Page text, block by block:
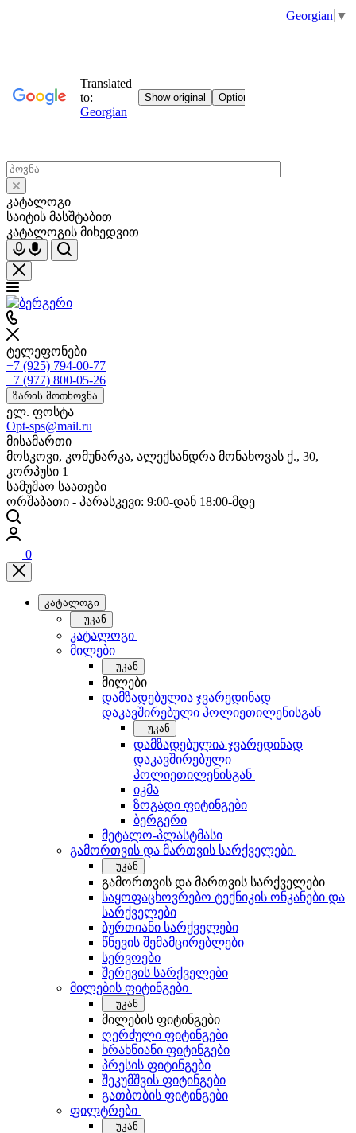
Georgian ▼
კატალოგი
საიტის მასშტაბით
კატალოგის მიხედვით
ტელეფონები
+7 (925) 794-00-77
+7 (977) 800-05-26
ზარის მოთხოვნა
ელ. ფოსტა
Opt-sps@mail.ru
მისამართი
მოსკოვი, კომუნარკა, ალექსანდრა მონახოვას ქ., 30,
კორპუსი 1
სამუშაო საათები
ორშაბათი - პარასკევი: 9:00-დან 18:00-მდე
0
კატალოგი
უკან
კატალოგი
მილები
უკან
მილები
დამზადებულია ჯვარედინად
დაკავშირებული პოლიეთილენისგან
უკან
დამზადებულია ჯვარედინად
დაკავშირებული
პოლიეთილენისგან
იკმა
ზოგადი ფიტინგები
ბერგერი
მეტალო-პლასტმასი
გამორთვის და მართვის სარქველები
უკან
გამორთვის და მართვის სარქველები
საყოფაცხოვრებო ტექნიკის ონკანები და
სარქველები
ბურთიანი სარქველები
წნევის შემამცირებლები
სერვოები
შერევის სარქველები
მილების ფიტინგები
უკან
მილების ფიტინგები
ღერძული ფიტინგები
ხრახნიანი ფიტინგები
პრესის ფიტინგები
შეკუმშვის ფიტინგები
გათბობის ფიტინგები
ფილტრები
უკან